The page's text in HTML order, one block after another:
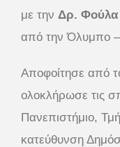
με την Δρ. Φούλα
από την Όλυμπο
Αποφοίτησε από
ολοκλήρωσε τις
Πανεπιστήμιο,
κατεύθυνση